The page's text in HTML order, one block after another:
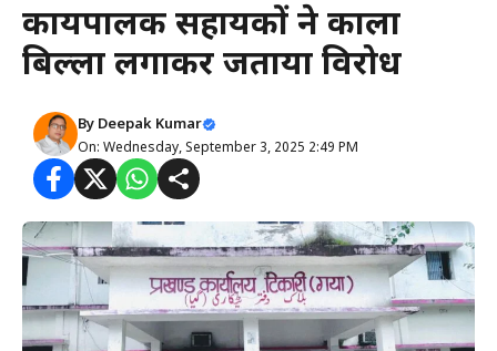
कार्यपालक सहायकों ने काला
बिल्ला लगाकर जताया विरोध
By Deepak Kumar
On: Wednesday, September 3, 2025 2:49 PM